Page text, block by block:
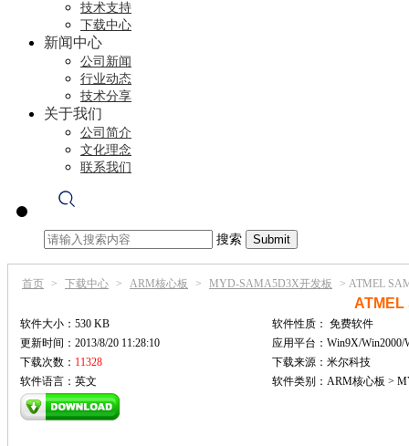
技术支持
下载中心
新闻中心
公司新闻
行业动态
技术分享
关于我们
公司简介
文化理念
联系我们
搜索
首页 > 下载中心 > ARM核心板 > MYD-SAMA5D3X开发板 > ATMEL
ATMEL
软件大小：530 KB 软件性质： 免费软件
更新时间：2013/8/20 11:28:10
应用平台：Win9X/Win2000/
下载次数： 11328
下载来源：米尔科技
软件语言：英文
软件类别：ARM核心板 >